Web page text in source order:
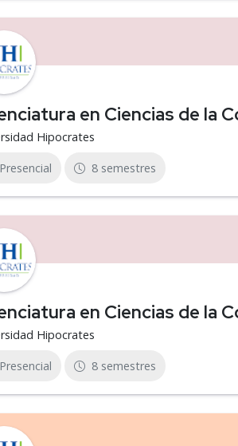
en Ciencias de la
Hipocrates
Presencial 8 semestres
en Ciencias de la
Hipocrates
Presencial 8 semestres